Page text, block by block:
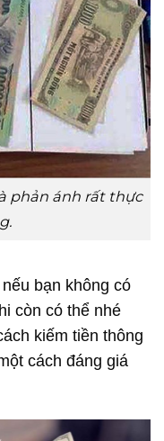
phản ánh rất thực
bạn không có
còn có thể nhé
kiếm tiền thông
cách đáng giá